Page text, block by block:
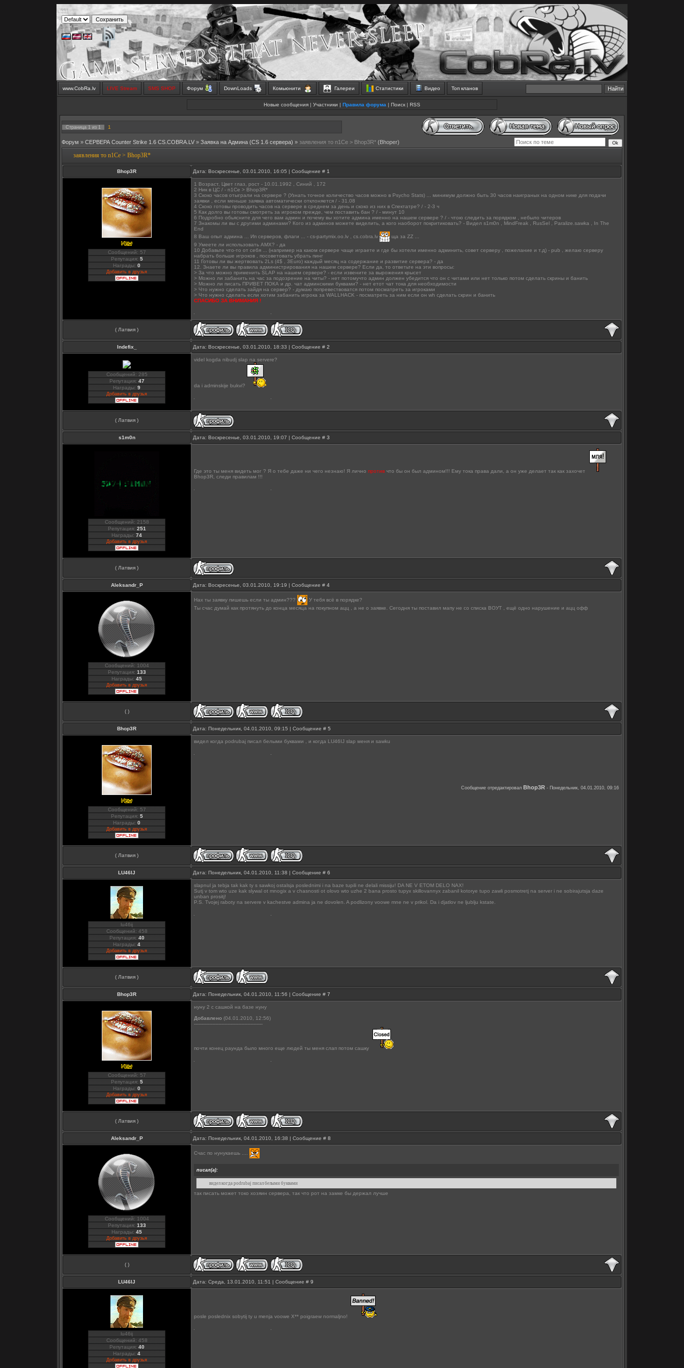
www.CobRa.lv LIVE Stream SMS SHOP Форум DownLoads Комьюнити Галереи Статистики Видео Топ кланов
Новые сообщения | Участники | Правила форума | Поиск | RSS
Страница 1 из 1 1
Форум » СЕРВЕРА Counter Strike 1.6 CS.COBRA.LV » Заявка на Aдмина (CS 1.6 сервера) » заявления то n1Ce > Bhop3R* (Bhoper)
заявления то n1Ce > Bhop3R*
Bhop3R Дата: Воскресенье, 03.01.2010, 16:05 | Сообщение # 1
Сообщений: 57
Репутация: 5
Награды: 0
Добавить в друзья
1 Возраст, Цвет глаз, рост - 10.01.1992 , Синий , 172
2 Ник в ЦС / - n1Ce > Bhop3R*
3 Скоко часов отыграли на сервере ? (Узнать точное количество часов можно в Psycho Stats) ... минимум должно быть 30 часов наиграных на одном нике для подачи
заявки , если меньше заявка автоматически отклоняется / - 31.08
4 Скоко готовы проводить часов на сервере в среднем за день и скоко из них в Спектатре? / - 2-3 ч
5 Как долго вы готовы смотреть за игроком прежде, чем поставить бан ? / - минут 10
6 Подробно обьясните для чего вам админ и почему вы хотите админа именно на нашем сервере ? / - чтою следить за порядком , небыло читеров
7 Знакомы ли вы с другими админами? Кого из админов можете виделить, а кого наоборот покритиковать? - Видел s1m0n , MindFreak , RusSel , Paralize.sawka , In The
End
8 Ваш опыт админа ... Ип серверов, флаги ... - cs-partymix.oo.lv , cs.cobra.lv
ща за ZZ ...
9 Умеете ли использовать АМХ? - да
10 Добавьте что-то от себя ... (например на каком сервере чаще играете и где бы хотели именно админить, совет серверу , пожелание и т.д) - pub , желаю серверу
набрать больше игроков , посоветовать убрать пинг
11 Готовы ли вы жертвовать 2Ls (4$ , 3Euro) каждый месяц на содержание и развитие сервера? - да
12. Знаете ли вы правила администрирования на нашем сервере? Если да, то ответьте на эти вопросы:
> За что можно применить SLAP на нашем сервере? - если извените за вырожения крысет
> Можно ли забанить на час за подозрение на читы? - нет потомучто админ должен убедится что он с читами или нет только потом сделать скрины и банить
> Можно ли писать ПРИВЕТ ПОКА и др. чат админскими буквами? - нет етот чат тока для необходимости
> Что нужно сделать зайдя на сервер? - думаю попревествоватся потом посматреть за игроками
> Что нужно сделать если хотим забанить игрока за WALLHACK - посматреть за ним если он wh сделать скрин и банить
СПАСИБО ЗА ВНИМАНИЯ !
( Латвия )
Indefix_ Дата: Воскресенье, 03.01.2010, 18:33 | Сообщение # 2
Сообщений: 285
Репутация: 47
Награды: 9
Добавить в друзья
videl kogda nibudj slap na servere?
da i adminskije bukvi?
( Латвия )
s1m0n Дата: Воскресенье, 03.01.2010, 19:07 | Сообщение # 3
Сообщений: 2158
Репутация: 251
Награды: 74
Добавить в друзья
Где это ты меня видеть мог ? Я о тебе даже ни чего незнаю! Я лично против что бы он был админом!!! Ему тока права дали, а он уже делает так как захочет
Bhop3R, следи правилам !!!
( Латвия )
Aleksandr_P Дата: Воскресенье, 03.01.2010, 19:19 | Сообщение # 4
Сообщений: 1004
Репутация: 133
Награды: 45
Добавить в друзья
Нах ты заявку пишешь если ты админ???
У тебя всё в порядке?
Ты счас думай как протянуть до конца месяца на покупном ацц , а не о заявке. Сегодня ты поставил мапу не со списка ВОУТ , ещё одно нарушение и ацц офф
( )
Bhop3R Дата: Понедельник, 04.01.2010, 09:15 | Сообщение # 5
Сообщений: 57
Репутация: 5
Награды: 0
Добавить в друзья
видел когда podrubaj писал белыми буквами , и когда LU46IJ slap меня и sawku
Сообщение отредактировал Bhop3R - Понедельник, 04.01.2010, 09:16
( Латвия )
LU46IJ Дата: Понедельник, 04.01.2010, 11:38 | Сообщение # 6
lu46ij
Сообщений: 458
Репутация: 40
Награды: 4
Добавить в друзья
slapnul ja tebja tak kak ty s sawkoj ostalsja poslednimi i na baze tupili ne delali missiju! DA NE V ETOM DELO NAX!
Sutj v tom wto uze kak slywal ot mnogix a v chasnosti ot olovo wto uzhe 2 bana prosto tupyx skillovannyx zabanil kotorye tupo zawli posmotretj na server i ne sobirajutsja daze
unban prositj!
P.S. Tvojej raboty na servere v kachestve admina ja ne dovolen. A podlizony voowe mne ne v prikol. Da i djatlov ne ljublju kstate.
( Латвия )
Bhop3R Дата: Понедельник, 04.01.2010, 11:56 | Сообщение # 7
Сообщений: 57
Репутация: 5
Награды: 0
Добавить в друзья
нуну 2 с сашкой на базе нуну
Добавлено (04.01.2010, 12:56)
---------------------------------------------
почти конец раунда было много еще людей ты меня слап потом сашку
( Латвия )
Aleksandr_P Дата: Понедельник, 04.01.2010, 16:38 | Сообщение # 8
Сообщений: 1004
Репутация: 133
Награды: 45
Добавить в друзья
Счас по нунукаешь ....
писал(а):
видел когда podrubaj писал белыми буквами
так писать может токо хозяин сервера, так что рот на замке бы держал лучше
( )
LU46IJ Дата: Среда, 13.01.2010, 11:51 | Сообщение # 9
lu46ij
Сообщений: 458
Репутация: 40
Награды: 4
Добавить в друзья
posle poslednix sobytij ty u menja voowe X** poigraew normaljno!